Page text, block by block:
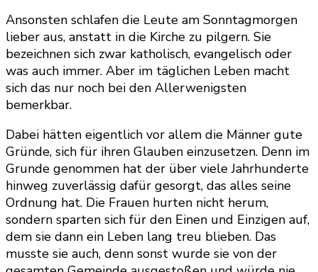
Ansonsten schlafen die Leute am Sonntagmorgen
lieber aus, anstatt in die Kirche zu pilgern. Sie
bezeichnen sich zwar katholisch, evangelisch oder
was auch immer. Aber im täglichen Leben macht
sich das nur noch bei den Allerwenigsten
bemerkbar.
Dabei hätten eigentlich vor allem die Männer gute
Gründe, sich für ihren Glauben einzusetzen. Denn im
Grunde genommen hat der über viele Jahrhunderte
hinweg zuverlässig dafür gesorgt, das alles seine
Ordnung hat. Die Frauen hurten nicht herum,
sondern sparten sich für den Einen und Einzigen auf,
dem sie dann ein Leben lang treu blieben. Das
musste sie auch, denn sonst wurde sie von der